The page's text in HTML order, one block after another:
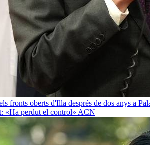
fronts oberts d'Illa després de dos anys a
«Ha perdut el control» ACN